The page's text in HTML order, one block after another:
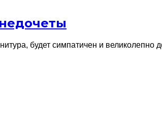
будет симпатичен и великолепно